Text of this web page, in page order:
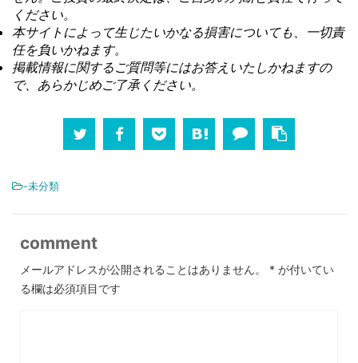
ください。
本サイトによって生じたいかなる損害についても、一切責
任を負いかねます。
掲載情報に関するご質問等にはお答えいたしかねますの
で、あらかじめご了承ください。
-未分類
comment
メールアドレスが公開されることはありません。 * が付いてい
る欄は必須項目です